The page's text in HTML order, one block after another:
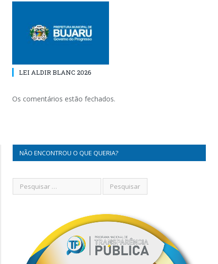
LEI ALDIR BLANC 2026
Os comentários estão fechados.
NÃO ENCONTROU O QUE QUERIA?